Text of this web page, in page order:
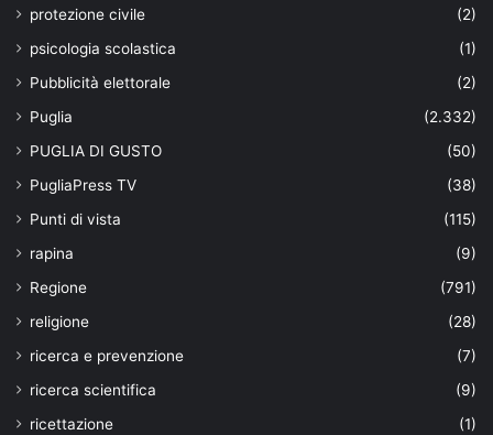
protezione civile
(2)
psicologia scolastica
(1)
Pubblicità elettorale
(2)
Puglia
(2.332)
PUGLIA DI GUSTO
(50)
PugliaPress TV
(38)
Punti di vista
(115)
rapina
(9)
Regione
(791)
religione
(28)
ricerca e prevenzione
(7)
ricerca scientifica
(9)
ricettazione
(1)